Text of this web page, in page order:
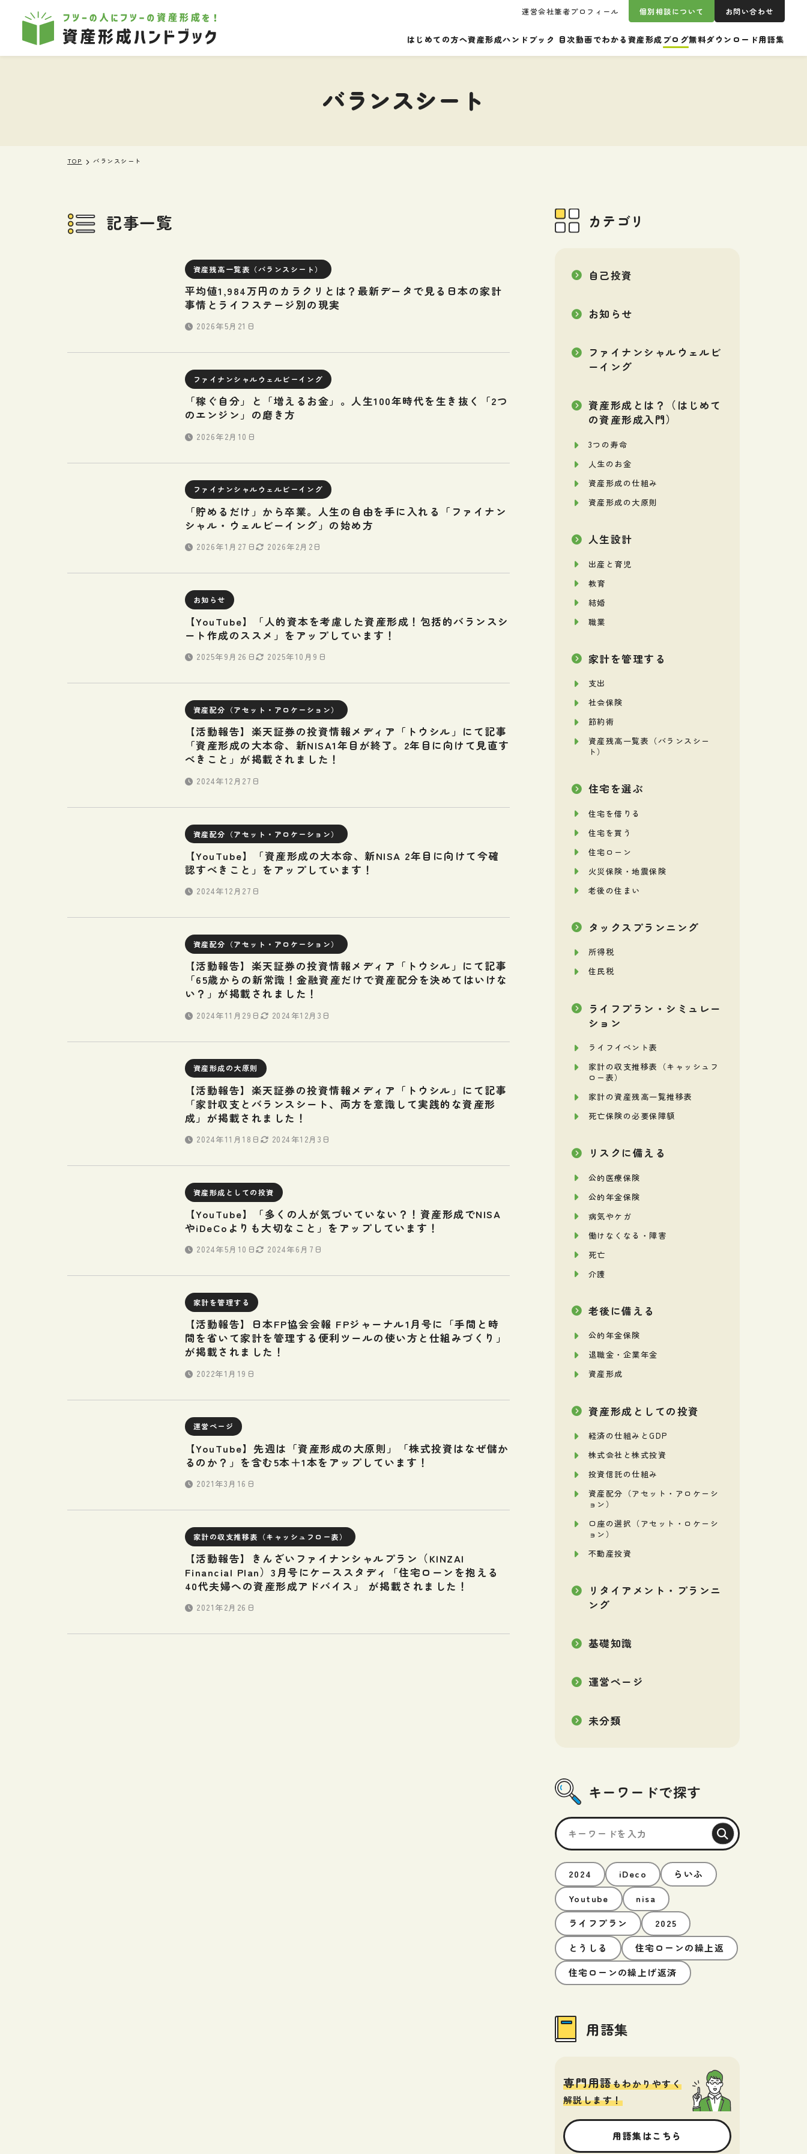
はじめての方へ資産形成ハンドブック 目次動画でわかる資産形成 ブログ無料ダウンロード用語集
運営会社筆者プロフィール 個別相談について お問い合わせ
バランスシート
TOP バランスシート
記事一覧
資産残高一覧表（バランスシート）
平均値1,984万円のカラクリとは？最新データで見る日本の家計
事情とライフステージ別の現実
2026年5月21日
ファイナンシャルウェルビーイング
「稼ぐ自分」と「増えるお金」。人生100年時代を生き抜く「2つ
のエンジン」の磨き方
2026年2月10日
ファイナンシャルウェルビーイング
「貯めるだけ」から卒業。人生の自由を手に入れる「ファイナン
シャル・ウェルビーイング」の始め方
2026年1月27日 2026年2月2日
お知らせ
【YouTube】「人的資本を考慮した資産形成！包括的バランスシ
ート作成のススメ」をアップしています！
2025年9月26日 2025年10月9日
資産配分（アセット・アロケーション）
【活動報告】楽天証券の投資情報メディア「トウシル」にて記事
「資産形成の大本命、新NISA1年目が終了。2年目に向けて見直す
べきこと」が掲載されました！
2024年12月27日
資産配分（アセット・アロケーション）
【YouTube】「資産形成の大本命、新NISA 2年目に向けて今確
認すべきこと」をアップしています！
2024年12月27日
資産配分（アセット・アロケーション）
【活動報告】楽天証券の投資情報メディア「トウシル」にて記事
「65歳からの新常識！金融資産だけで資産配分を決めてはいけな
い？」が掲載されました！
2024年11月29日 2024年12月3日
資産形成の大原則
【活動報告】楽天証券の投資情報メディア「トウシル」にて記事
「家計収支とバランスシート、両方を意識して実践的な資産形
成」が掲載されました！
2024年11月18日 2024年12月3日
資産形成としての投資
【YouTube】「多くの人が気づいていない？！資産形成でNISA
やiDeCoよりも大切なこと」をアップしています！
2024年5月10日 2024年6月7日
家計を管理する
【活動報告】日本FP協会会報 FPジャーナル1月号に「手間と時
間を省いて家計を管理する便利ツールの使い方と仕組みづくり」
が掲載されました！
2022年1月19日
運営ページ
【YouTube】先週は「資産形成の大原則」「株式投資はなぜ儲か
るのか？」を含む5本＋1本をアップしています！
2021年3月16日
家計の収支推移表（キャッシュフロー表）
【活動報告】きんざいファイナンシャルプラン（KINZAI
Financial Plan）3月号にケーススタディ「住宅ローンを抱える
40代夫婦への資産形成アドバイス」 が掲載されました！
2021年2月26日
カテゴリ
自己投資
お知らせ
ファイナンシャルウェルビ
ーイング
資産形成とは？（はじめて
の資産形成入門）
3つの寿命
人生のお金
資産形成の仕組み
資産形成の大原則
人生設計
出産と育児
教育
結婚
職業
家計を管理する
支出
社会保険
節約術
資産残高一覧表（バランスシー
ト）
住宅を選ぶ
住宅を借りる
住宅を買う
住宅ローン
火災保険・地震保険
老後の住まい
タックスプランニング
所得税
住民税
ライフプラン・シミュレー
ション
ライフイベント表
家計の収支推移表（キャッシュフ
ロー表）
家計の資産残高一覧推移表
死亡保険の必要保障額
リスクに備える
公的医療保険
公的年金保険
病気やケガ
働けなくなる・障害
死亡
介護
老後に備える
公的年金保険
退職金・企業年金
資産形成
資産形成としての投資
経済の仕組みとGDP
株式会社と株式投資
投資信託の仕組み
資産配分（アセット・アロケーシ
ョン）
口座の選択（アセット・ロケーシ
ョン）
不動産投資
リタイアメント・プランニ
ング
基礎知識
運営ページ
未分類
キーワードで探す
2024 iDeco
らいふ
Youtube
nisa
ライフプラン
2025
とうしる
住宅ローンの繰上返
住宅ローンの繰上げ返済
用語集
専門用語もわかりやすく
解説します！
用語集はこちら